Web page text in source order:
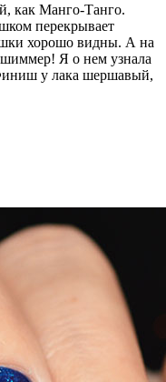
как Манго-Танго.
перекрывает
хорошо видны. А на
Я о нем узнала
у лака шершавый,